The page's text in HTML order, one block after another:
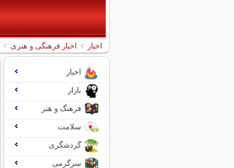
اخبار اخبار فرهنگی و هنری
اخبار
بازار
فرهنگ و هنر
سلامت
گردشگری
سرگرمی